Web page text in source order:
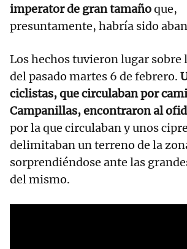
imperator de gran tamañoque,
presuntamente, habría sido
Los hechos tuvieron lugar sobre
del pasado martes 6 de febrero.
ciclistas, que circulaban por
Campanillas, encontraron al
por la que circulaban y unos
delimitaban un terreno de la
sorprendiéndose ante las
del mismo.